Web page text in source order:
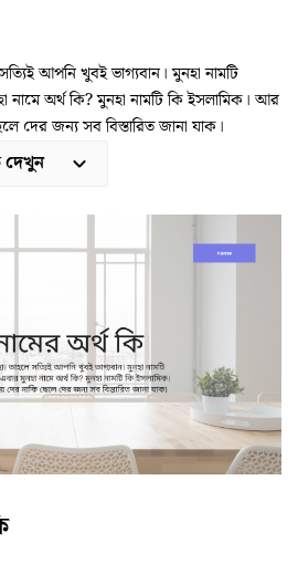
আপনি খুবই ভাগ্যবান। মুনহা নামটি
অর্থ কি? মুনহা নামটি কি ইসলামিক। আর
দের জন্য সব বিস্তারিত জানা যাক।
দেখুন